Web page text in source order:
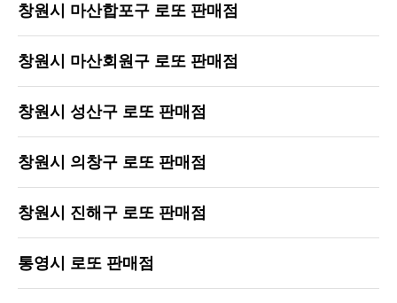
창원시 마산합포구 로또 판매점
창원시 마산회원구 로또 판매점
창원시 성산구 로또 판매점
창원시 의창구 로또 판매점
창원시 진해구 로또 판매점
통영시 로또 판매점